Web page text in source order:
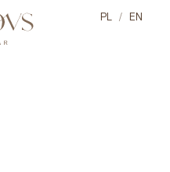
PL / EN
szczegóły